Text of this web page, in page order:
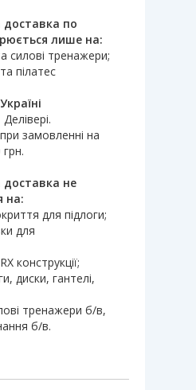
по
лише на:
силові тренажери;
пілатес
замовленні на
не
на:
для підлоги;
для
конструкції;
диски, гантелі,
тренажери б/в,
б/в.